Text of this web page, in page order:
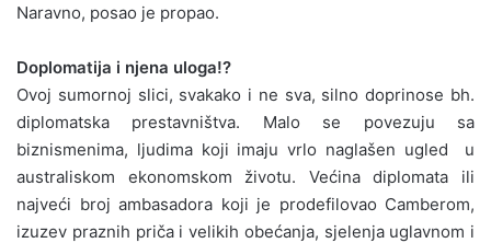
Naravno, posao je propao.
Doplomatija i njena uloga!?
Ovoj sumornoj slici, svakako i ne sva, silno doprinose bh.
diplomatska prestavništva. Malo se povezuju sa
biznismenima, ljudima koji imaju vrlo naglašen ugled u
australiskom ekonomskom životu. Većina diplomata ili
najveći broj ambasadora koji je prodefilovao Camberom,
izuzev praznih priča i velikih obećanja, sjelenja uglavnom i